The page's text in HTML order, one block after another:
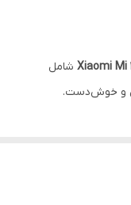
Xiaomi Mi شامل
و خوش‌دست.